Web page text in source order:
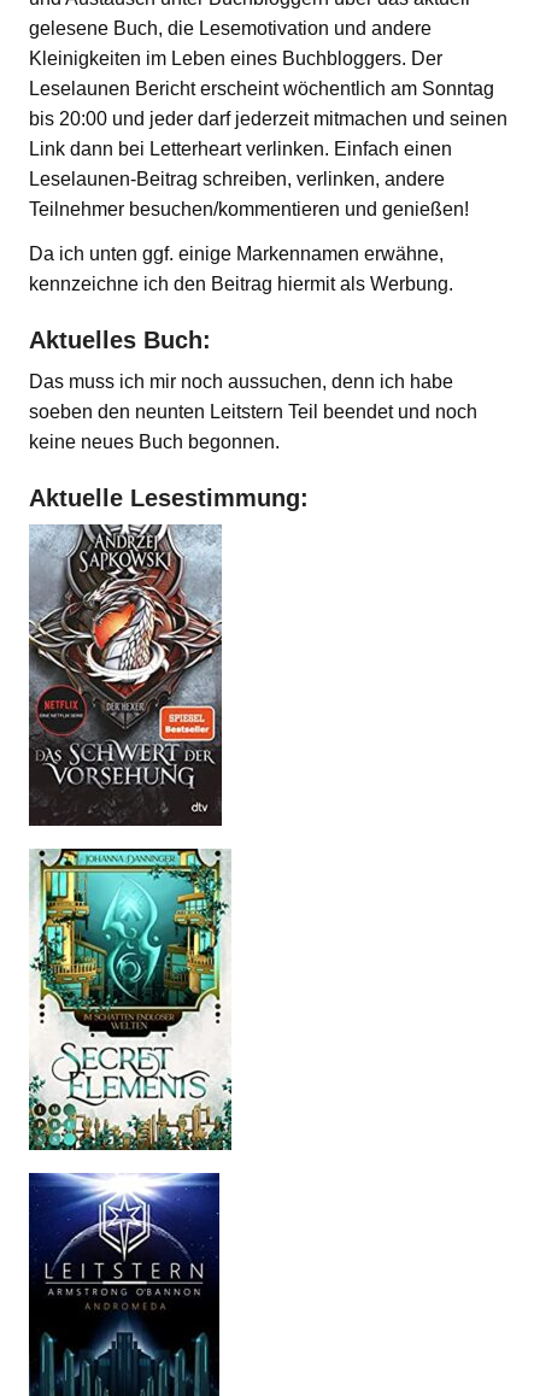
gelesene Buch, die Lesemotivation und andere
Kleinigkeiten im Leben eines Buchbloggers. Der
Leselaunen Bericht erscheint wöchentlich am Sonntag
bis 20:00 und jeder darf jederzeit mitmachen und seinen
Link dann bei Letterheart verlinken. Einfach einen
Leselaunen-Beitrag schreiben, verlinken, andere
Teilnehmer besuchen/kommentieren und genießen!
Da ich unten ggf. einige Markennamen erwähne,
kennzeichne ich den Beitrag hiermit als Werbung.
Aktuelles Buch:
Das muss ich mir noch aussuchen, denn ich habe
soeben den neunten Leitstern Teil beendet und noch
keine neues Buch begonnen.
Aktuelle Lesestimmung: